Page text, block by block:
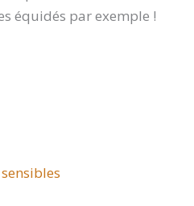
équidés par exemple !